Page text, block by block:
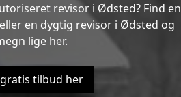
revisor i Ødsted? Find en
en dygtig revisor i Ødsted og
lige her.
gratis tilbud her